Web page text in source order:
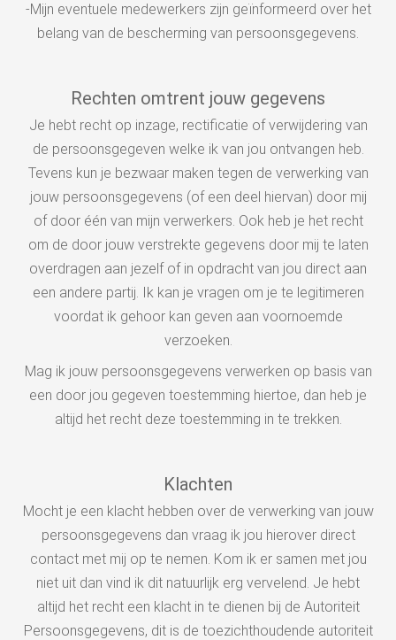
-Mijn eventuele medewerkers zijn geïnformeerd over het
belang van de bescherming van persoonsgegevens.
Rechten omtrent jouw gegevens
Je hebt recht op inzage, rectificatie of verwijdering van
de persoonsgegeven welke ik van jou ontvangen heb.
Tevens kun je bezwaar maken tegen de verwerking van
jouw persoonsgegevens (of een deel hiervan) door mij
of door één van mijn verwerkers. Ook heb je het recht
om de door jouw verstrekte gegevens door mij te laten
overdragen aan jezelf of in opdracht van jou direct aan
een andere partij. Ik kan je vragen om je te legitimeren
voordat ik gehoor kan geven aan voornoemde
verzoeken.
Mag ik jouw persoonsgegevens verwerken op basis van
een door jou gegeven toestemming hiertoe, dan heb je
altijd het recht deze toestemming in te trekken.
Klachten
Mocht je een klacht hebben over de verwerking van jouw
persoonsgegevens dan vraag ik jou hierover direct
contact met mij op te nemen. Kom ik er samen met jou
niet uit dan vind ik dit natuurlijk erg vervelend. Je hebt
altijd het recht een klacht in te dienen bij de Autoriteit
Persoonsgegevens, dit is de toezichthoudende autoriteit